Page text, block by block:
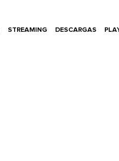
STREAMING DESCARGAS